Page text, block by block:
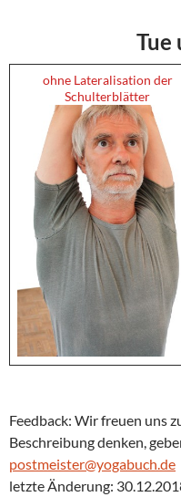
Tue
ohne Lateralisation der
Schulterblätter
Feedback: Wir freuen uns
Beschreibung denken,
postmeister@yogabuch.de
letzte Änderung: